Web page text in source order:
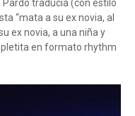
traducía (con estilo
“mata a su ex novia, al
ex novia, a una niña y
en formato rhythm